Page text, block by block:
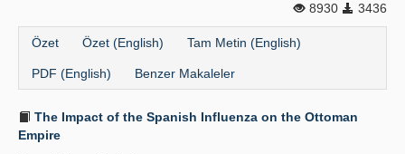
8930
3436
Özet Özet (English) Tam Metin (English)
PDF (English) Benzer Makaleler
The Impact of the Spanish Influenza on the Ottoman
Empire